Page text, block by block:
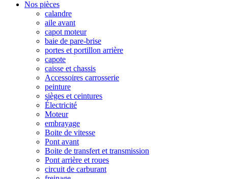
Nos pièces
calandre
aile avant
capot moteur
baie de pare-brise
portes et portillon arrière
capote
caisse et chassis
Accessoires carrosserie
peinture
sièges et ceintures
Électricité
Moteur
embrayage
Boite de vitesse
Pont avant
Boite de transfert et transmission
Pont arrière et roues
circuit de carburant